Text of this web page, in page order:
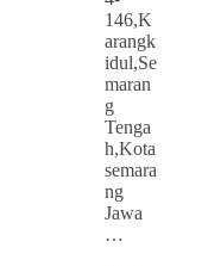
146,K
arangk
idul,Se
maran
g
Tenga
h,Kota
semara
ng
Jawa
…